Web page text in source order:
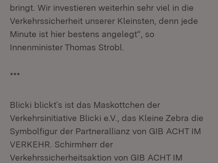
bringt. Wir investieren weiterhin sehr viel in die
Verkehrssicherheit unserer Kleinsten, denn jede
Minute ist hier bestens angelegt“, so
Innenminister Thomas Strobl.
***
Blicki blickt`s ist das Maskottchen der
Verkehrsinitiative Blicki e.V., das Kleine Zebra die
Symbolfigur der Partnerallianz von GIB ACHT IM
VERKEHR. Schirmherr der
Verkehrssicherheitsaktion von GIB ACHT IM